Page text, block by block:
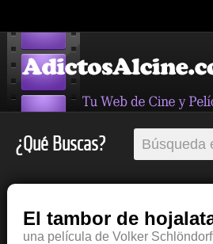
¿Qué Buscas?
El tambor de
una película de Volker